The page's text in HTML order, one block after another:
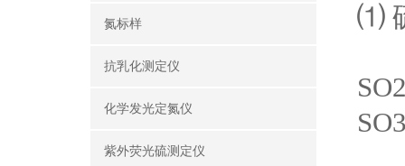
氮标样
抗乳化测定仪
化学发光定氮仪
紫外荧光硫测定仪
⑴